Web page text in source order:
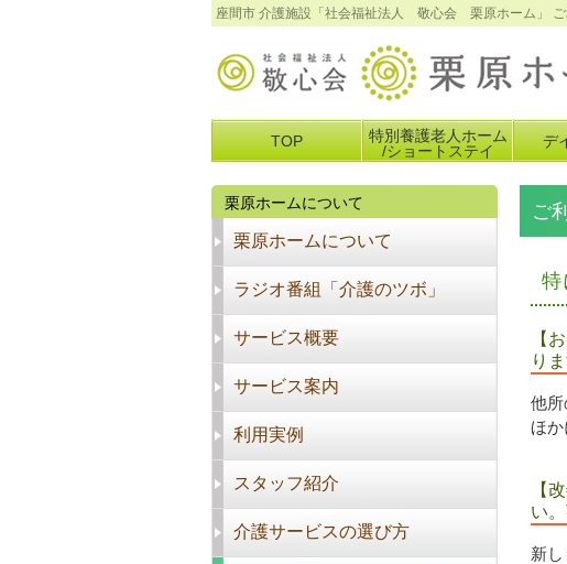
座間市 介護施設「社会福祉法人 敬心会 栗原ホーム」 ご
TOP
特別養護老人ホーム
/ショートステイ
デ
ご
特
【
りま
他
ほ
【
い
新
栗原ホームについて
栗原ホームについて
ラジオ番組「介護のツボ」
サービス概要
サービス案内
利用実例
スタッフ紹介
介護サービスの選び方